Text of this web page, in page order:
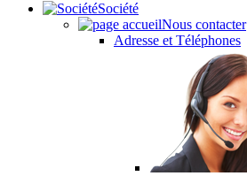
Société
Nous contacter
Adresse et Téléphones